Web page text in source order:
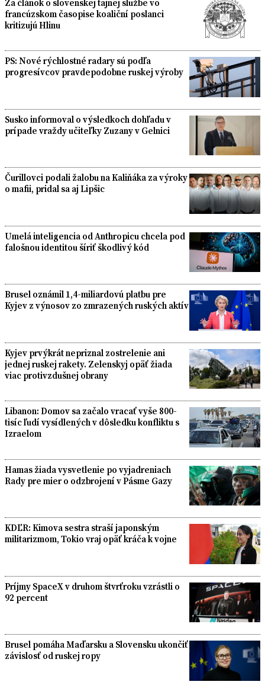
Za článok o slovenskej tajnej službe vo
francúzskom časopise koaliční poslanci
kritizujú Hlinu
PS: Nové rýchlostné radary sú podľa
progresívcov pravdepodobne ruskej výroby
Susko informoval o výsledkoch dohľadu v
prípade vraždy učiteľky Zuzany v Gelnici
Čurillovci podali žalobu na Kaliňáka za výroky
o mafii, pridal sa aj Lipšic
Umelá inteligencia od Anthropicu chcela pod
falošnou identitou šíriť škodlivý kód
Brusel oznámil 1,4-miliardovú platbu pre
Kyjev z výnosov zo zmrazených ruských aktív
Kyjev prvýkrát nepriznal zostrelenie ani
jednej ruskej rakety. Zelenskyj opäť žiada
viac protivzdušnej obrany
Libanon: Domov sa začalo vracať vyše 800-
tisíc ľudí vysídlených v dôsledku konfliktu s
Izraelom
Hamas žiada vysvetlenie po vyjadreniach
Rady pre mier o odzbrojení v Pásme Gazy
KDĽR: Kimova sestra straší japonským
militarizmom, Tokio vraj opäť kráča k vojne
Príjmy SpaceX v druhom štvrťroku vzrástli o
92 percent
Brusel pomáha Maďarsku a Slovensku ukončiť
závislosť od ruskej ropy